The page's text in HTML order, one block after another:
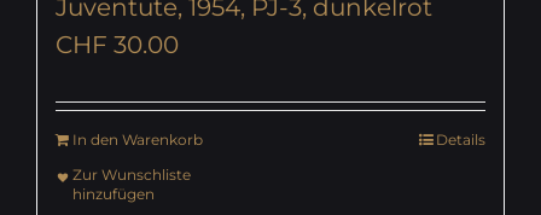
Juventute, 1954, PJ-3, dunkelrot
CHF 30.00
In den Warenkorb
Details
Zur Wunschliste
hinzufügen